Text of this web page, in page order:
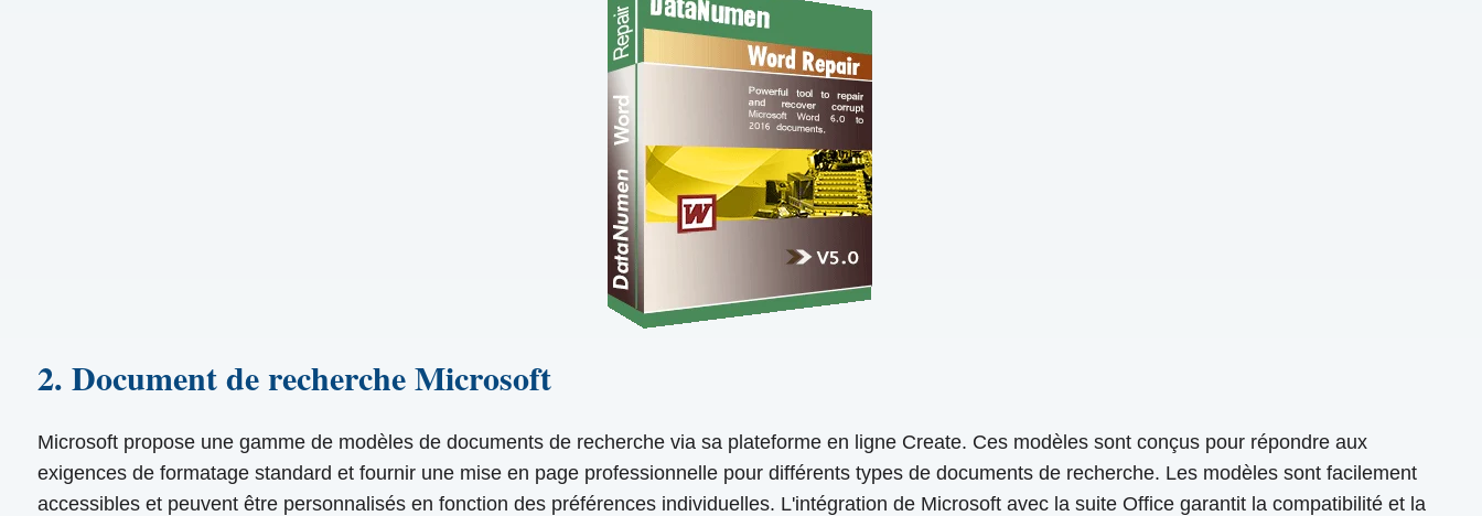
2. Document de recherche Microsoft
Microsoft propose une gamme de modèles de documents de recherche via sa plateforme en ligne Create. Ces modèles sont conçus pour répondre aux
exigences de formatage standard et fournir une mise en page professionnelle pour différents types de documents de recherche. Les modèles sont facilement
accessibles et peuvent être personnalisés en fonction des préférences individuelles. L'intégration de Microsoft avec la suite Office garantit la compatibilité et la